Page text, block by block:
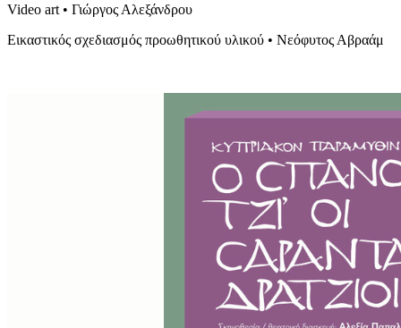
Video art • Γιώργος Αλεξάνδρου
Εικαστικός σχεδιασμός προωθητικού υλικού • Νεόφυτος Αβραάμ